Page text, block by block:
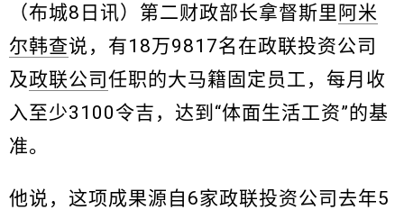
（布城8日讯）第二财政部长拿督斯里 阿米
尔韩查说，有18万9817名在政联投资公司
及政联公司 任职的大马籍固定员工，每月收
入至少3100令吉，达到“体面生活工资”的基
准。
他说，这项成果源自6家政联投资公司去年5